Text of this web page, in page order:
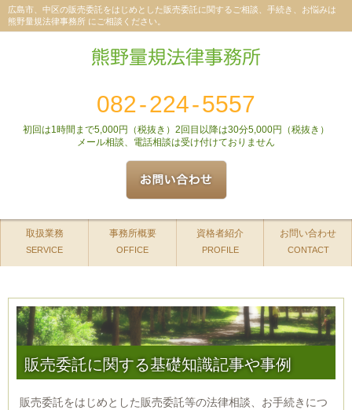
広島市、中区の販売委託をはじめとした販売委託に関するご相談、手続き、お悩みは
熊野量規法律事務所 にご相談ください。
082-224-5557
初回は1時間まで5,000円（税抜き）2回目以降は30分5,000円（税抜き）
メール相談、電話相談は受け付けておりません
取扱業務
SERVICE
事務所概要
OFFICE
資格者紹介
PROFILE
お問い合わせ
CONTACT
販売委託に関する基礎知識記事や事例
販売委託をはじめとした販売委託等の法律相談、お手続きにつ